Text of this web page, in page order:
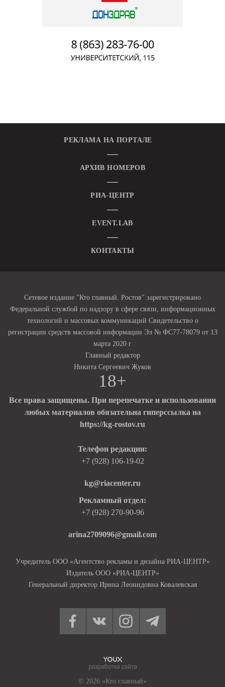
РЕКЛАМА НА ПОРТАЛЕ
АРХИВ НОМЕРОВ
РИА-ЦЕНТР
EVENT.LAB
КОНТАКТЫ
Сетевое издание "Кто главный. Ростов" зарегистрировано
Федеральной службой по надзору в сфере связи, информационных
технологий и массовых коммуникаций Свидетельство о
регистрации средств массовой информации Эл № ФС77-78079 от 13
марта 2020 г
Главный редактор
Никита Сергеевич Жуков
18+
Все права защищены. При перепечатке и использовании
любых материалов обязательна гиперссылка на
https://kg-rostov.ru
Телефон редакции:
+7 (928) 106-19-02
kg@riacenter.ru
Рекламный отдел:
+7 (928) 270-90-96
arina2709096@gmail.com
Учредитель ООО «Агентство рекламы и дизайна РИА-ЦЕНТР»
Издатель ООО «РИА-ЦЕНТР»
Генеральный директор Ирина Леонидовна Ковалевская
© 2026 «Кто главный»